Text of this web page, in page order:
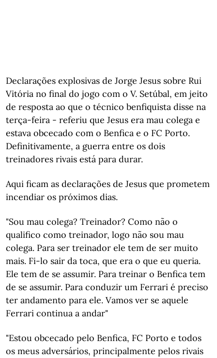
Declarações explosivas de Jorge Jesus sobre Rui
Vitória no final do jogo com o V. Setúbal, em jeito
de resposta ao que o técnico benfiquista disse na
terça-feira - referiu que Jesus era mau colega e
estava obcecado com o Benfica e o FC Porto.
Definitivamente, a guerra entre os dois
treinadores rivais está para durar.
Aqui ficam as declarações de Jesus que prometem
incendiar os próximos dias.
"Sou mau colega? Treinador? Como não o
qualifico como treinador, logo não sou mau
colega. Para ser treinador ele tem de ser muito
mais. Fi-lo sair da toca, que era o que eu queria.
Ele tem de se assumir. Para treinar o Benfica tem
de se assumir. Para conduzir um Ferrari é preciso
ter andamento para ele. Vamos ver se aquele
Ferrari continua a andar"
"Estou obcecado pelo Benfica, FC Porto e todos
os meus adversários, principalmente pelos rivais